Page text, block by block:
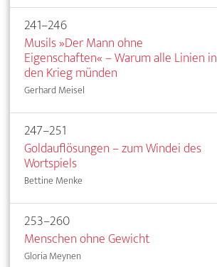
241–246
Musils »Der Mann ohne
Eigenschaften« – Warum alle Linien in
den Krieg münden
Gerhard Meisel
247–251
Goldauflösungen – zum Windei des
Wortspiels
Bettine Menke
253–260
Menschen ohne Gewicht
Gloria Meynen